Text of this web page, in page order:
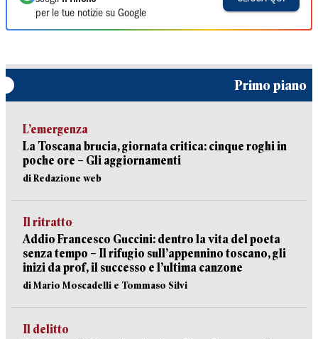
per le tue notizie su Google
Primo piano
L’emergenza
La Toscana brucia, giornata critica: cinque roghi in
poche ore – Gli aggiornamenti
di Redazione web
Il ritratto
Addio Francesco Guccini: dentro la vita del poeta
senza tempo – Il rifugio sull’appennino toscano, gli
inizi da prof, il successo e l’ultima canzone
di Mario Moscadelli e Tommaso Silvi
Il delitto